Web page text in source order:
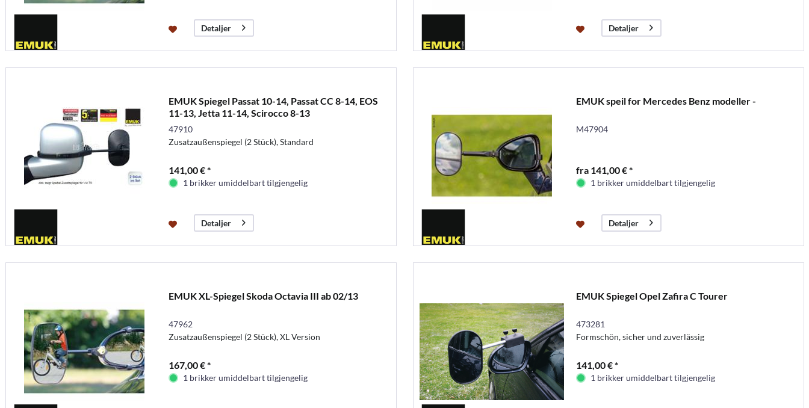
Detaljer Detaljer
EMUK Spiegel Passat 10-14, Passat CC 8-14, EOS
11-13, Jetta 11-14, Scirocco 8-13
47910
Zusatzaußenspiegel (2 Stück), Standard
141,00 € *
1 brikker umiddelbart tilgjengelig
Detaljer
EMUK speil for Mercedes Benz modeller -
M47904
fra 141,00 € *
1 brikker umiddelbart tilgjengelig
Detaljer
EMUK XL-Spiegel Skoda Octavia III ab 02/13
47962
Zusatzaußenspiegel (2 Stück), XL Version
167,00 € *
1 brikker umiddelbart tilgjengelig
EMUK Spiegel Opel Zafira C Tourer
473281
Formschön, sicher und zuverlässig
141,00 € *
1 brikker umiddelbart tilgjengelig